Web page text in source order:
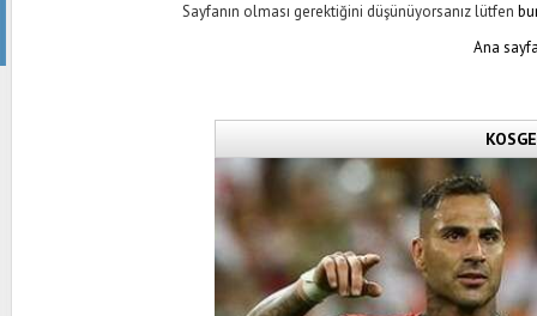
Sayfanın olması gerektiğini düşünüyorsanız lütfen
Ana